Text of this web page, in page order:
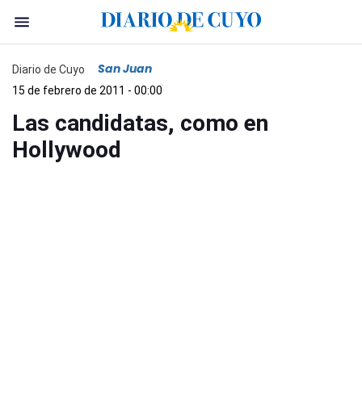
Diario de Cuyo San Juan
15 de febrero de 2011 - 00:00
Las candidatas, como en
Hollywood